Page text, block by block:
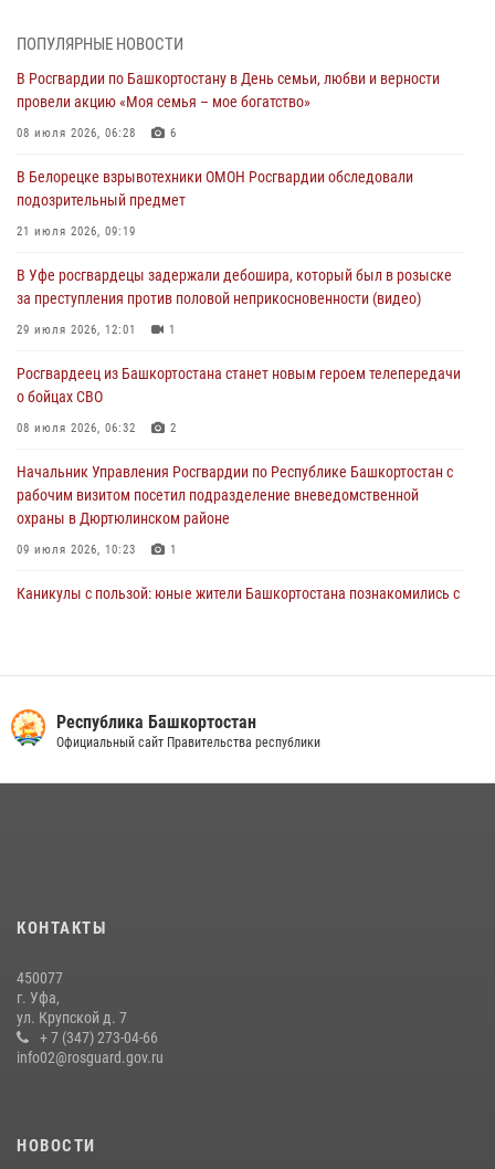
Башкортостана ответил на вопросы граждан
30 июля 2026, 12:54
за преступления против половой неприкосновенности (видео)
29 июля 2026, 12:01
Башкортостана проведет прямую линию
29 июля 2026, 10:52
Росгвардию
29 июля 2026, 04:15
ПОПУЛЯРНЫЕ НОВОСТИ
В Росгвардии по Башкортостану в День семьи, любви и верности
провели акцию «Моя семья – мое богатство»
08 июля 2026, 06:28 6
В Белорецке взрывотехники ОМОН Росгвардии обследовали
подозрительный предмет
21 июля 2026, 09:19
В Уфе росгвардецы задержали дебошира, который был в розыске
за преступления против половой неприкосновенности (видео)
29 июля 2026, 12:01 1
Росгвардеец из Башкортостана станет новым героем телепередачи
о бойцах СВО
08 июля 2026, 06:32 2
Начальник Управления Росгвардии по Республике Башкортостан с
рабочим визитом посетил подразделение вневедомственной
охраны в Дюртюлинском районе
09 июля 2026, 10:23 1
Каникулы с пользой: юные жители Башкортостана познакомились с
угрожавшего ножом продавцу магазина
08 июля 2026, 11:22
Сотрудники вневедомственной охраны Башкортостана
присоединились к всероссийской акции «Коробка храбрости»
08 июля 2026, 07:14
Республика Башкортостан
Официальный сайт Правительства республики
КОНТАКТЫ
450077
г. Уфа,
ул. Крупской д. 7
+ 7 (347) 273-04-66
info02@rosguard.gov.ru
НОВОСТИ